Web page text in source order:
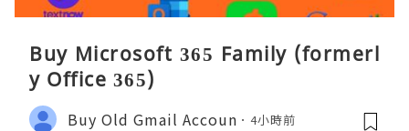
Buy Microsoft 365 Family (formerl
y Office 365)
Buy Old Gmail Accoun 4小時前